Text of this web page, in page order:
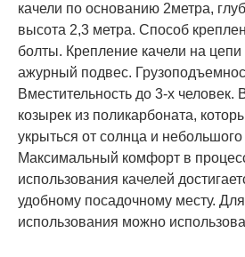
качели по основанию 2метра,
высота 2,3 метра. Способ
болты. Крепление качели на цепи
ажурный подвес.
Вместительность до 3-х человек.
козырек из поликарбоната,
укрыться от солнца и
Максимальный комфорт в
использования качелей
удобному посадочному месту.
использования можно